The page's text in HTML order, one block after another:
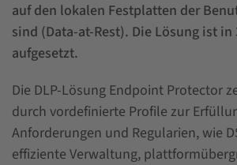
auf den lokalen Festplatten der
sind (Data-at-Rest). Die Lösung ist in
aufgesetzt.
Die DLP-Lösung Endpoint Protector
durch vordefinierte Profile zur
Anforderungen und Regularien, wie
effiziente Verwaltung,